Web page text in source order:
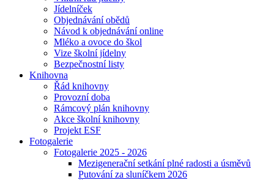
Jídelníček
Objednávání obědů
Návod k objednávání online
Mléko a ovoce do škol
Vize školní jídelny
Bezpečnostní listy
Knihovna
Řád knihovny
Provozní doba
Rámcový plán knihovny
Akce školní knihovny
Projekt ESF
Fotogalerie
Fotogalerie 2025 - 2026
Mezigenerační setkání plné radosti a úsměvů
Putování za sluníčkem 2026